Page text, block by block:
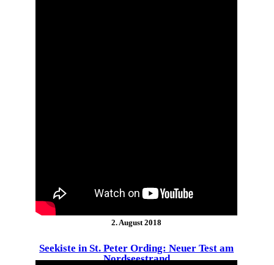
2. August 2018
Seekiste in St. Peter Ording: Neuer Test am
Nordseestrand